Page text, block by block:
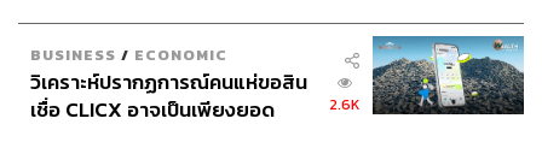
BUSINESS / ECONOMIC
วิเคราะห์ปรากฏการณ์คนแห่ขอสิน
เชื่อ CLICX อาจเป็นเพียงยอด
2.6K